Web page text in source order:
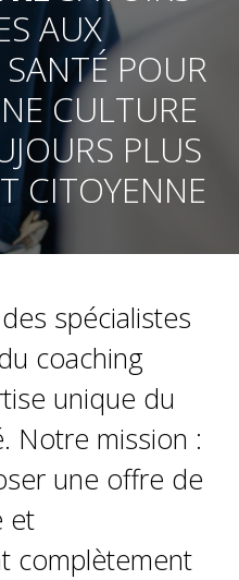
AUX
POUR
CULTURE
PLUS
CITOYENNE
spécialistes
coaching
unique du
Notre mission :
une offre de
et
complètement